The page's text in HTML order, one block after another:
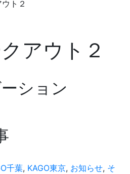
ト２
アウト２
ション
千葉, KAGO東京, お知らせ, そ